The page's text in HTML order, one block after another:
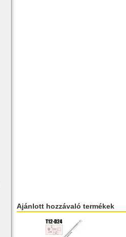
Ajánlott hozzávaló termékek